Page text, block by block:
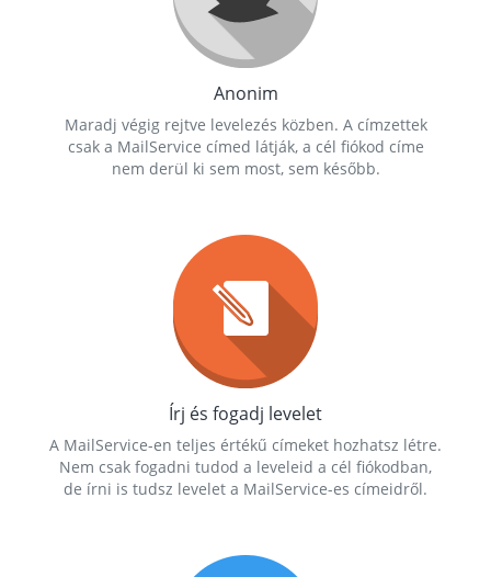
Anonim
Maradj végig rejtve levelezés közben. A címzettek
csak a MailService címed látják, a cél fiókod címe
nem derül ki sem most, sem később.
Írj és fogadj levelet
A MailService-en teljes értékű címeket hozhatsz létre.
Nem csak fogadni tudod a leveleid a cél fiókodban,
de írni is tudsz levelet a MailService-es címeidről.